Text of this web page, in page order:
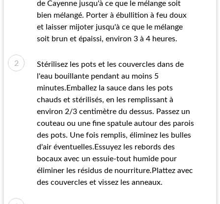
de Cayenne jusqu'à ce que le mélange soit
bien mélangé. Porter à ébullition à feu doux
et laisser mijoter jusqu'à ce que le mélange
soit brun et épaissi, environ 3 à 4 heures.
Stérilisez les pots et les couvercles dans de
l'eau bouillante pendant au moins 5
minutes.Emballez la sauce dans les pots
chauds et stérilisés, en les remplissant à
environ 2/3 centimètre du dessus. Passez un
couteau ou une fine spatule autour des parois
des pots. Une fois remplis, éliminez les bulles
d'air éventuelles.Essuyez les rebords des
bocaux avec un essuie-tout humide pour
éliminer les résidus de nourriture.Plattez avec
des couvercles et vissez les anneaux.